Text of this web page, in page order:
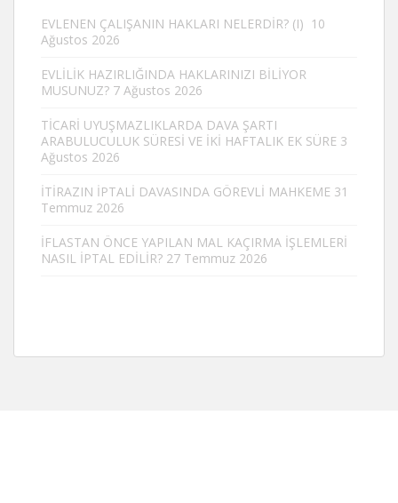
EVLENEN ÇALIŞANIN HAKLARI NELERDİR? (I) 10
Ağustos 2026
EVLİLİK HAZIRLIĞINDA HAKLARINIZI BİLİYOR
MUSUNUZ? 7 Ağustos 2026
TİCARİ UYUŞMAZLIKLARDA DAVA ŞARTI
ARABULUCULUK SÜRESİ VE İKİ HAFTALIK EK SÜRE 3
Ağustos 2026
İTİRAZIN İPTALİ DAVASINDA GÖREVLİ MAHKEME 31
Temmuz 2026
İFLASTAN ÖNCE YAPILAN MAL KAÇIRMA İŞLEMLERİ
NASIL İPTAL EDİLİR? 27 Temmuz 2026